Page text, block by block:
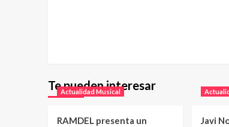
Te pueden interesar
Actualidad Musical
RAMDEL presenta un
Javi